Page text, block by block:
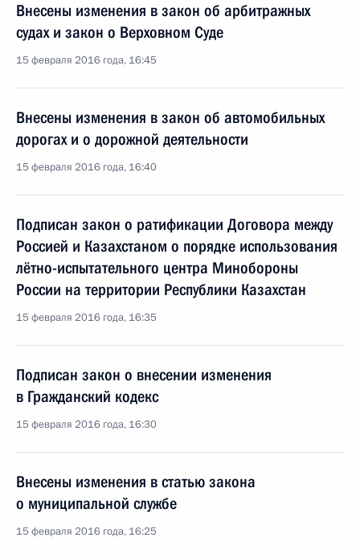
Внесены изменения в закон об арбитражных
судах и закон о Верховном Суде
15 февраля 2016 года, 16:45
Внесены изменения в закон об автомобильных
дорогах и о дорожной деятельности
15 февраля 2016 года, 16:40
Подписан закон о ратификации Договора между
Россией и Казахстаном о порядке использования
лётно-испытательного центра Минобороны
России на территории Республики Казахстан
15 февраля 2016 года, 16:35
Подписан закон о внесении изменения
в Гражданский кодекс
15 февраля 2016 года, 16:30
Внесены изменения в статью закона
о муниципальной службе
15 февраля 2016 года, 16:25